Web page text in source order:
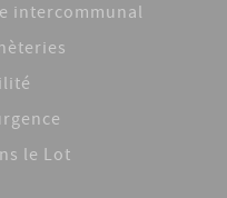
intercommunal
le Lot